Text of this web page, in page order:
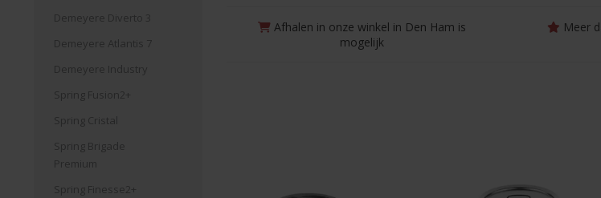
Demeyere Diverto 3
Demeyere Atlantis 7
Demeyere Industry
Spring Fusion2+
Spring Cristal
Spring Brigade
Premium
Spring Finesse2+
Afhalen in onze winkel in Den Ham is
mogelijk
Meer